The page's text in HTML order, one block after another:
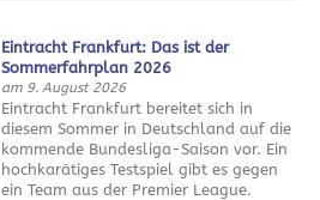
Eintracht Frankfurt: Das ist der
Sommerfahrplan 2026
am 9. August 2026
Eintracht Frankfurt bereitet sich in
diesem Sommer in Deutschland auf die
kommende Bundesliga-Saison vor. Ein
hochkarätiges Testspiel gibt es gegen
ein Team aus der Premier League.